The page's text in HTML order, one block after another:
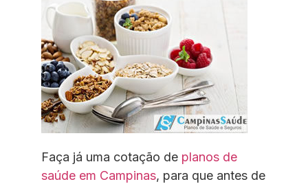
Faça já uma cotação de planos de
saúde em Campinas, para que antes de